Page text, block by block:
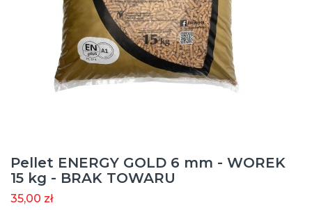
Pellet ENERGY GOLD 6 mm - WOREK
15 kg - BRAK TOWARU
35,00 zł